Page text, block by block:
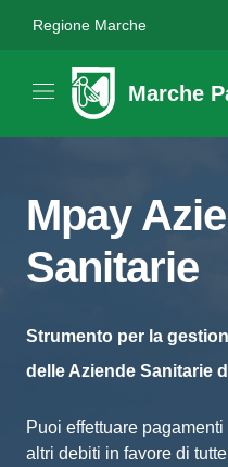
Regione Marche
Marche
Mpay
Sanitarie
Strumento per la
delle Aziende Sanitarie
Puoi effettuare
altri debiti in favore di